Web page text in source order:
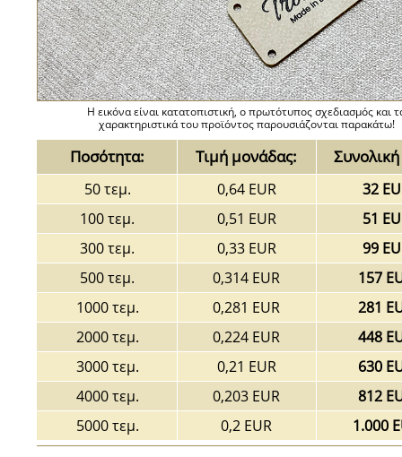
Η εικόνα είναι κατατοπιστική, ο πρωτότυπος σχεδιασμός και
χαρακτηριστικά του προϊόντος παρουσιάζονται παρακάτω!
Ποσότητα: Τιμή μονάδας:
50 τεμ. 0,64 EUR
32
100 τεμ.
0,51 EUR
51
300 τεμ.
0,33 EUR
99
500 τεμ.
0,314 EUR
157
1000 τεμ.
0,281 EUR
281
2000 τεμ.
0,224 EUR
448
3000 τεμ.
0,21 EUR
630
4000 τεμ.
0,203 EUR
812
5000 τεμ.
0,2 EUR 1.000